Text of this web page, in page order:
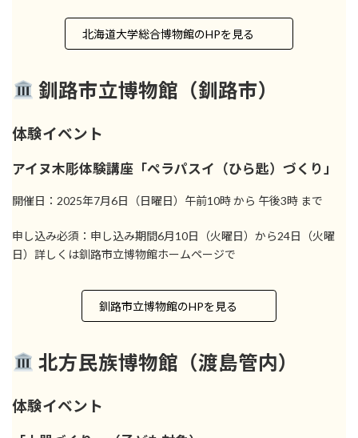
北海道大学総合博物館のHPを見る
釧路市立博物館（釧路市）
体験イベント
アイヌ木彫体験講座「ペラパスイ（ひら匙）づくり」
開催日：2025年7月6日（日曜日）午前10時 から 午後3時 まで
申し込み必須：申し込み期間6月10日（火曜日）から24日（火曜
日）詳しくは釧路市立博物館ホームページで
釧路市立博物館のHPを見る
北方民族博物館（渡島管内）
体験イベント